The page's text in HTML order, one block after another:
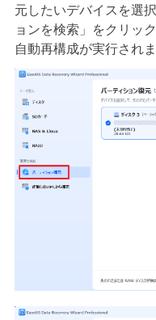
元したいデバイスを選
ョンを検索」をクリッ
自動再構成が実行されま